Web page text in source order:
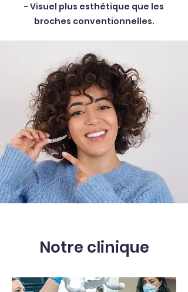
- Visuel plus esthétique que les
broches conventionnelles.
Notre clinique